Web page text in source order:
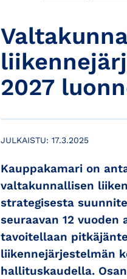
2027
JULKAISTU: 17.3.2025
Kauppakamari on
valtakunnallisen
strategisesta
seuraavan 12
tavoitellaan
liikennejärjestelmän
hallituskaudella.